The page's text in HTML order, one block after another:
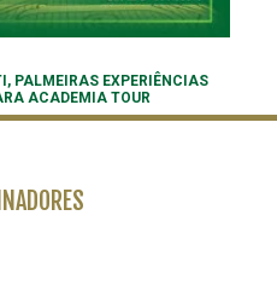
PALMEIRAS EXPERIÊNCIAS
ACADEMIA TOUR